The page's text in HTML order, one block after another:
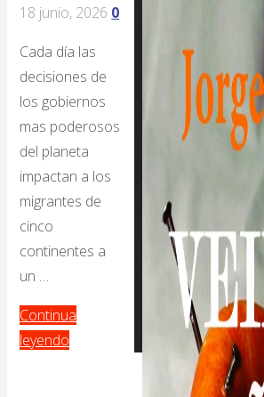
18 junio, 2026 0
Cada día las
decisiones de
los gobiernos
mas poderosos
del planeta
impactan a los
migrantes de
cinco
continentes a
un …
Continua
leyendo